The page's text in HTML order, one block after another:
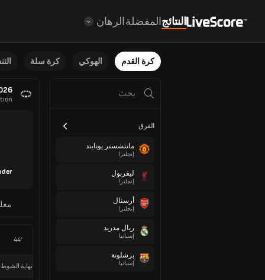
النتائجالمفضلةالرهان
كرة القدم الهوكي كرة سلة
الفرق
مانتشستر يونايتد
إنجلترا
ليفربول
إنجلترا
أرسنال
إنجلترا
ريال مدريد
إسبانيا
برشلونة
إسبانيا
44'
نهاية الشوط